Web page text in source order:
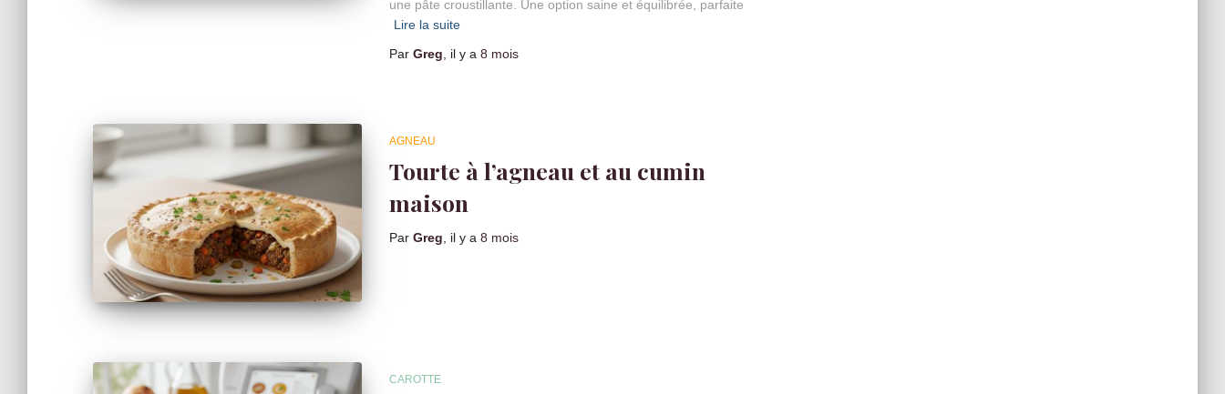
une pâte croustillante. Une option saine et équilibrée, parfaite
Lire la suite
Par Greg , il y a 8 mois
AGNEAU
Tourte à l’agneau et au cumin
maison
Par Greg , il y a 8 mois
CAROTTE